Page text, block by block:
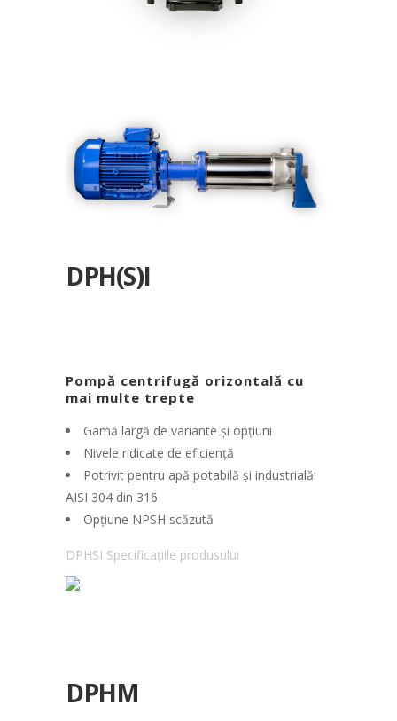
DPH(S)I
Pompă centrifugă orizontală cu
mai multe trepte
Gamă largă de variante și opțiuni
Nivele ridicate de eficiență
Potrivit pentru apă potabilă și industrială:
AISI 304 din 316
Opțiune NPSH scăzută
DPHSI Specificațiile produsului
DPHM